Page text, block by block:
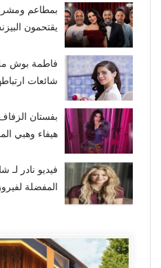
بمطاعم
يقتحمون
فاطمة بوش
شائعات
بفستان
هيفاء وهبي
فيديو نادر لـ
المفضلة